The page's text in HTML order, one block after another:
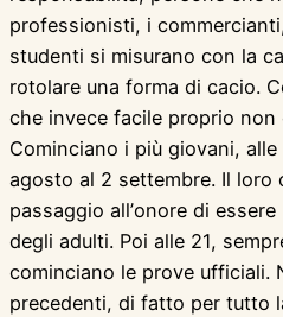
professionisti, i
studenti si misurano con la
rotolare una forma di cacio.
che invece facile proprio non
Cominciano i più giovani,
agosto al 2 settembre. Il loro
passaggio all’onore di
degli adulti. Poi alle 21,
cominciano le prove ufficiali.
precedenti, di fatto per tutto